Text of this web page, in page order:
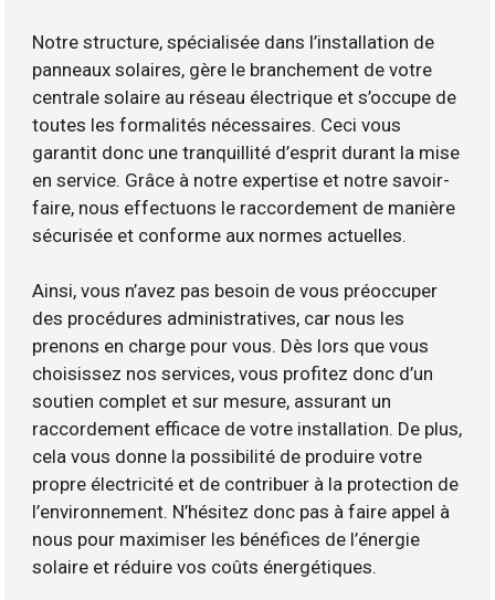
Notre structure, spécialisée dans l’installation de
panneaux solaires, gère le branchement de votre
centrale solaire au réseau électrique et s’occupe de
toutes les formalités nécessaires. Ceci vous
garantit donc une tranquillité d’esprit durant la mise
en service. Grâce à notre expertise et notre savoir-
faire, nous effectuons le raccordement de manière
sécurisée et conforme aux normes actuelles.
Ainsi, vous n’avez pas besoin de vous préoccuper
des procédures administratives, car nous les
prenons en charge pour vous. Dès lors que vous
choisissez nos services, vous profitez donc d’un
soutien complet et sur mesure, assurant un
raccordement efficace de votre installation. De plus,
cela vous donne la possibilité de produire votre
propre électricité et de contribuer à la protection de
l’environnement. N’hésitez donc pas à faire appel à
nous pour maximiser les bénéfices de l’énergie
solaire et réduire vos coûts énergétiques.